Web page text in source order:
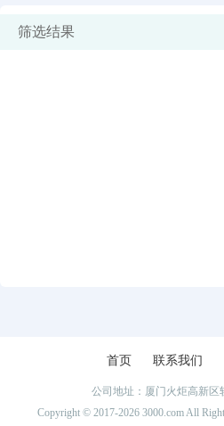
筛选结果
首页 联系我们
公司地址：厦门火炬高新
Copyright © 2017-2026 3000.com All